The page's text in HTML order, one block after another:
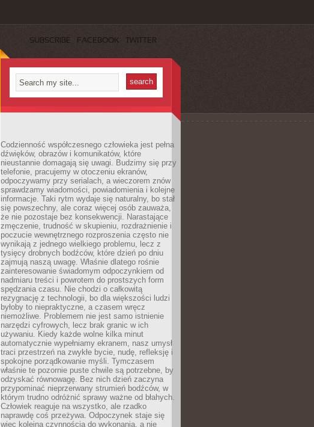
SUBSCRIBE FACEBOOK TWITTER
Codzienność współczesnego człowieka jest pełna
dźwięków, obrazów i komunikatów, które
nieustannie domagają się uwagi. Budzimy się przy
telefonie, pracujemy w otoczeniu ekranów,
odpoczywamy przy serialach, a wieczorem znów
sprawdzamy wiadomości, powiadomienia i kolejne
informacje. Taki rytm wydaje się naturalny, bo stał
się powszechny, ale coraz więcej osób zauważa,
że nie pozostaje bez konsekwencji. Narastające
zmęczenie, trudność w skupieniu, rozdrażnienie i
poczucie wewnętrznego rozproszenia często nie
wynikają z jednego wielkiego problemu, lecz z
tysięcy drobnych bodźców, które dzień po dniu
zajmują naszą uwagę. Właśnie dlatego rośnie
zainteresowanie świadomym odpoczynkiem od
nadmiaru treści i powrotem do prostszych form
spędzania czasu. Nie chodzi o całkowitą
rezygnację z technologii, bo dla większości ludzi
byłoby to niepraktyczne, a czasem wręcz
niemożliwe. Problemem nie jest samo istnienie
narzędzi cyfrowych, lecz brak granic w ich
używaniu. Kiedy każde wolne kilka minut
automatycznie wypełniamy ekranem, nasz umysł
traci przestrzeń na zwykłe bycie, nudę, refleksję i
spokojne porządkowanie myśli. Tymczasem
właśnie te pozornie puste chwile są potrzebne, by
odzyskać równowagę. Bez nich dzień zaczyna
przypominać nieprzerwany strumień bodźców, w
którym trudno odróżnić sprawy ważne od błahych.
Człowiek reaguje na wszystko, ale rzadko
naprawdę coś przeżywa. Odpoczynek staje się
więc kolejną czynnością do wykonania, a nie